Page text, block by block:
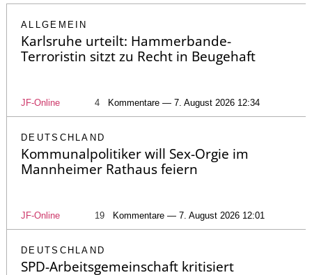
ALLGEMEIN
Karlsruhe urteilt: Hammerbande-
Terroristin sitzt zu Recht in Beugehaft
JF-Online 4 Kommentare — 7. August 2026 12:34
DEUTSCHLAND
Kommunalpolitiker will Sex-Orgie im
Mannheimer Rathaus feiern
JF-Online 19 Kommentare — 7. August 2026 12:01
DEUTSCHLAND
SPD-Arbeitsgemeinschaft kritisiert